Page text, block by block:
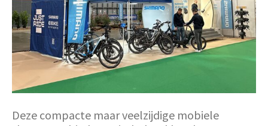
Deze compacte maar veelzijdige mobiele